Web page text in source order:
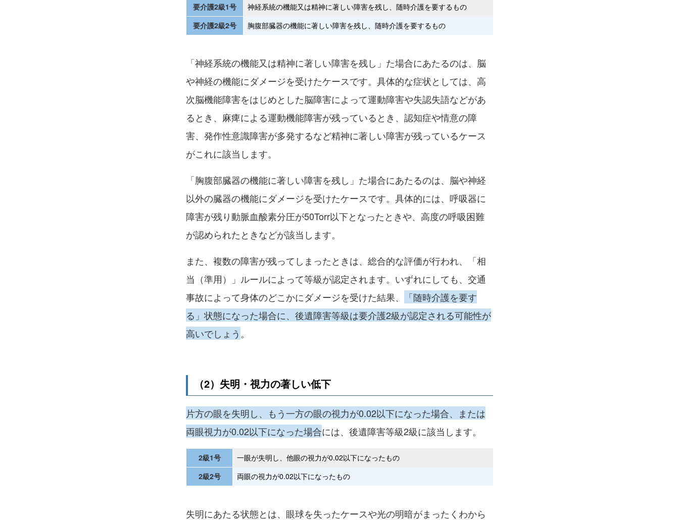
要介護2級1号
神経系統の機能又は精神に著しい障害を残し、随時介護を要するもの
要介護2級2号
胸腹部臓器の機能に著しい障害を残し、随時介護を要するもの
「神経系統の機能又は精神に著しい障害を残し」た場合にあたるのは、脳
や神経の機能にダメージを受けたケースです。具体的な症状としては、高
次脳機能障害をはじめとした脳障害によって運動障害や失認失語などがあ
るとき、麻痺による運動機能障害が残っているとき、認知症や情意の障
害、発作性意識障害が多発するなど精神に著しい障害が残っているケース
がこれに該当します。
「胸腹部臓器の機能に著しい障害を残し」た場合にあたるのは、脳や神経
以外の臓器の機能にダメージを受けたケースです。具体的には、呼吸器に
障害が残り動脈血酸素分圧が50Torr以下となったときや、高度の呼吸困難
が認められたときなどが該当します。
また、複数の障害が残ってしまったときは、総合的な評価が行われ、「相
当（準用）」ルールによって等級が認定されます。いずれにしても、交通
事故によって身体のどこかにダメージを受けた結果、
「随時介護を要す
る」状態になった場合に、後遺障害等級は要介護2級が認定される可能性が
高いでしょう 。
（2）失明・視力の著しい低下
片方の眼を失明し、もう一方の眼の視力が0.02以下になった場合、または
両眼視力が0.02以下になった場合には、後遺障害等級2級に該当します。
2級1号
一眼が失明し、他眼の視力が0.02以下になったもの
2級2号
両眼の視力が0.02以下になったもの
失明にあたる状態とは、眼球を失ったケースや光の明暗がまったくわから